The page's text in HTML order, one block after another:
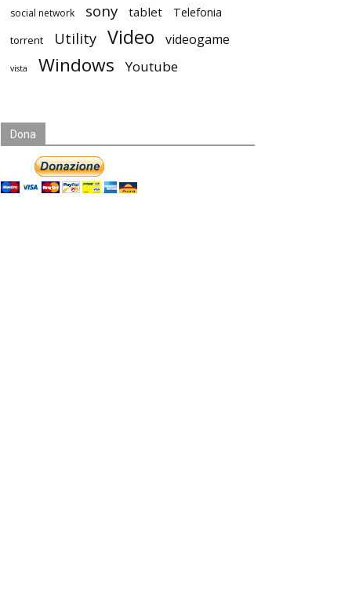
social network sony tablet Telefonia
torrent Utility Video videogame
vista Windows Youtube
Dona